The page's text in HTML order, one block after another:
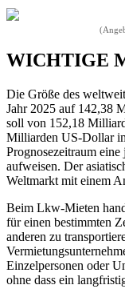
WICHTIGE
Die Größe des
Jahr 2025 auf 142,38
soll von 152,18
Milliarden US-Dollar
Prognosezeitraum
aufweisen. Der
Weltmarkt mit einem
Beim Lkw-Mieten
für einen bestimmten
anderen zu
Einzelpersonen oder
ohne dass ein